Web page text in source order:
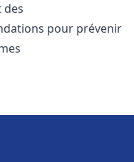
des
pour prévenir